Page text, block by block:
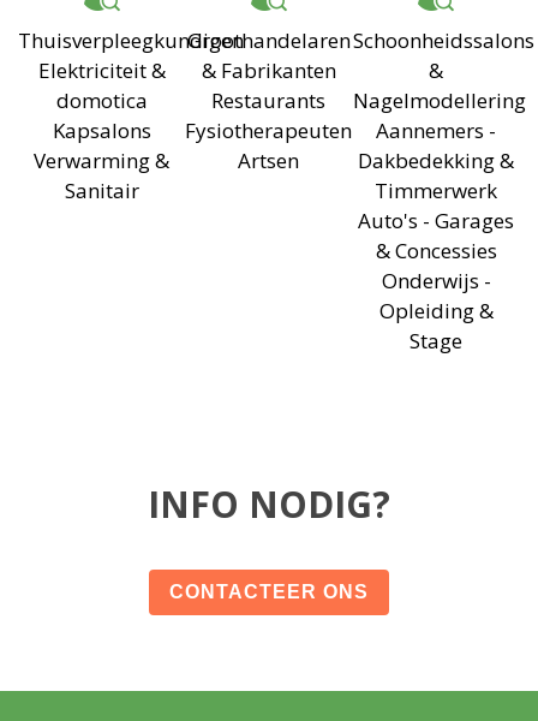
Thuisverpleegkundigen
Elektriciteit &
domotica
Kapsalons
Verwarming &
Sanitair
Groothandelaren
& Fabrikanten
Restaurants
Fysiotherapeuten
Artsen
Schoonheidssalons
&
Nagelmodellering
Aannemers -
Dakbedekking &
Timmerwerk
Auto's - Garages
& Concessies
Onderwijs -
Opleiding &
Stage
INFO NODIG?
CONTACTEER ONS